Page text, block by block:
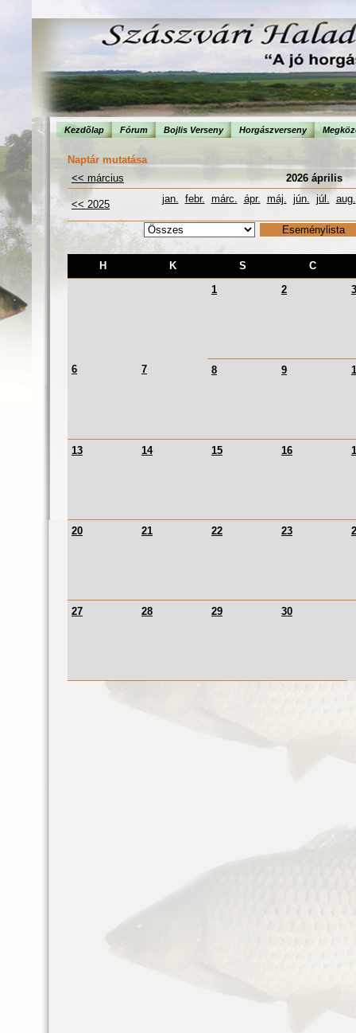
Kezdõlap Fórum Bojlis Verseny Horgászverseny
Naptár mutatása
<< március
2026 április
<< 2025 jan. febr. márc. ápr. máj. jún. júl. aug.
H K S
C
1
2 3
6 7 8 9
13 14 15 16
20 21 22 23
27 28 29 30